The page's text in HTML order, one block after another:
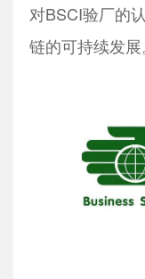
对BSCI验厂的
链的可持续发展。